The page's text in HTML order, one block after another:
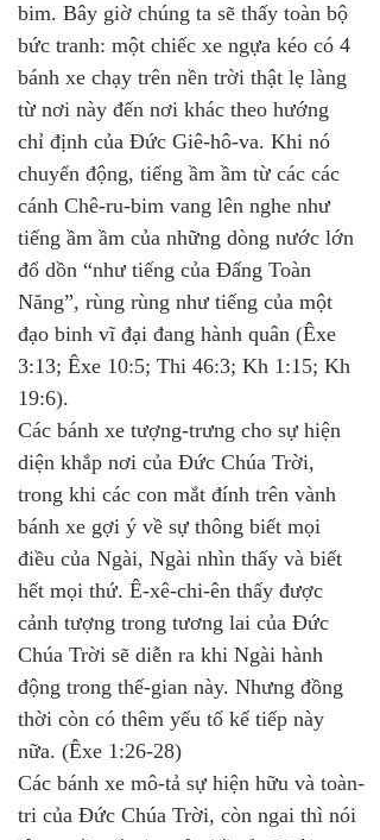
bim. Bây giờ chúng ta sẽ thấy toàn bộ
bức tranh: một chiếc xe ngựa kéo có 4
bánh xe chạy trên nền trời thật lẹ làng
từ nơi này đến nơi khác theo hướng
chỉ định của Đức Giê-hô-va. Khi nó
chuyển động, tiếng ầm ầm từ các các
cánh Chê-ru-bim vang lên nghe như
tiếng ầm ầm của những dòng nước lớn
đổ dồn “như tiếng của Đấng Toàn
Năng”, rùng rùng như tiếng của một
đạo binh vĩ đại đang hành quân (Êxe
3:13; Êxe 10:5; Thi 46:3; Kh 1:15; Kh
19:6).
Các bánh xe tượng-trưng cho sự hiện
diện khắp nơi của Đức Chúa Trời,
trong khi các con mắt đính trên vành
bánh xe gợi ý về sự thông biết mọi
điều của Ngài, Ngài nhìn thấy và biết
hết mọi thứ. Ê-xê-chi-ên thấy được
cảnh tượng trong tương lai của Đức
Chúa Trời sẽ diễn ra khi Ngài hành
động trong thế-gian này. Nhưng đồng
thời còn có thêm yếu tố kế tiếp này
nữa. (Êxe 1:26-28)
Các bánh xe mô-tả sự hiện hữu và toàn-
tri của Đức Chúa Trời, còn ngai thì nói